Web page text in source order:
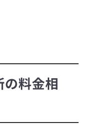
料金相